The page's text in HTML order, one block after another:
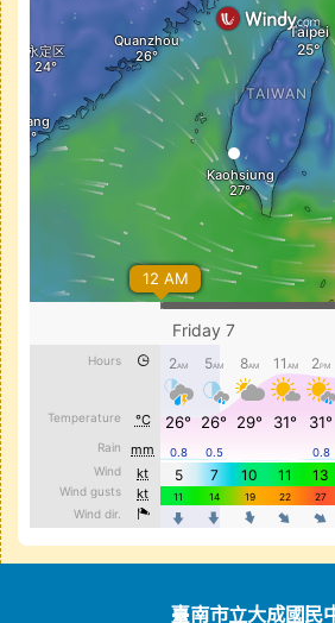
頁尾區域內容臺南市立大成國民